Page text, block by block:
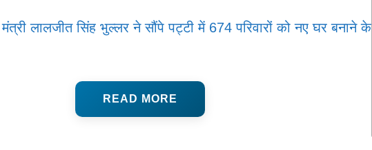
लालजीत सिंह भुल्लर ने सौंपे पट्टी में 674 परिवारों को नए घर बनाने के
READ MORE